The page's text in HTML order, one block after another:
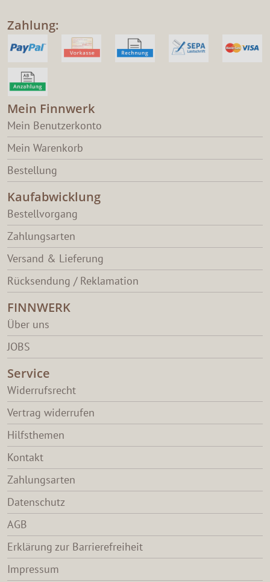
Zahlung:
Mein Finnwerk
Mein Benutzerkonto
Mein Warenkorb
Bestellung
Kaufabwicklung
Bestellvorgang
Zahlungsarten
Versand & Lieferung
Rücksendung / Reklamation
FINNWERK
Über uns
JOBS
Service
Widerrufsrecht
Vertrag widerrufen
Hilfsthemen
Kontakt
Zahlungsarten
Datenschutz
AGB
Erklärung zur Barrierefreiheit
Impressum